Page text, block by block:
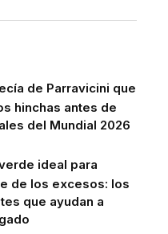
de Parravicini que
hinchas antes de
del Mundial 2026
ideal para
de los excesos: los
que ayudan a